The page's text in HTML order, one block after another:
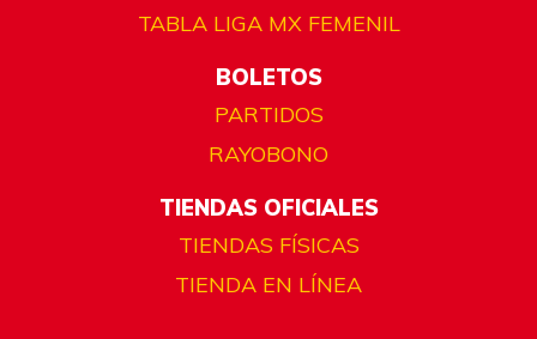
TABLA LIGA MX FEMENIL
BOLETOS
PARTIDOS
RAYOBONO
TIENDAS OFICIALES
TIENDAS FÍSICAS
TIENDA EN LÍNEA